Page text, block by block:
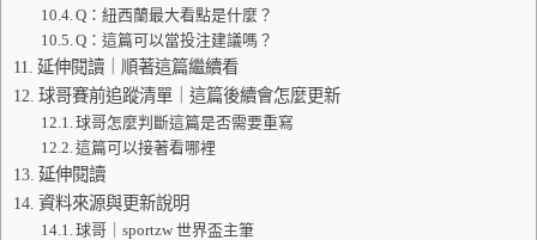
Q：紐西蘭最大看點是什麼？
Q：這篇可以當投注建議嗎？
延伸閱讀｜順著這篇繼續看
球哥賽前追蹤清單｜這篇後續會怎麼更新
球哥怎麼判斷這篇是否需要重寫
這篇可以接著看哪裡
延伸閱讀
資料來源與更新說明
球哥｜sportzw 世界盃主筆